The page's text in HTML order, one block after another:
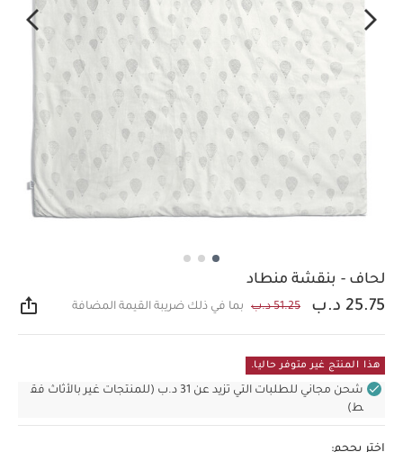
لحاف - بنقشة منطاد
25.75 د.ب 51.25 د.ب بما في ذلك ضريبة القيمة المضافة
هذا المنتج غير متوفر حاليا.
شحن مجاني للطلبات التي تزيد عن 31 د.ب (للمنتجات غير بالأثاث فق
ط)
اختر بحجم: